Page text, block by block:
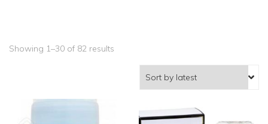
Showing 1–30 of 82 results